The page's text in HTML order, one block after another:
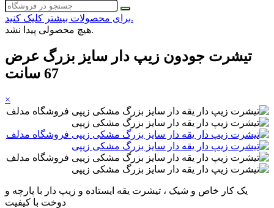
برای محصولات بیشتر کلیک کنید.
هیچ محصولی پیدا نشد.
تیشرت جودون زیپ دار سایز بزرگ عرض
67 سانت
×
یک کار خاص و شیک ، تیشرت یقه ایستاده و زیپ دار با پارچه و
دوخت با کیفیت